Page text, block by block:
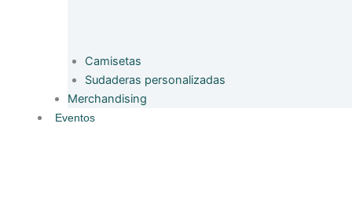
Camisetas
Sudaderas personalizadas
Merchandising
Eventos